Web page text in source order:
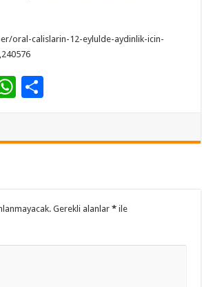
oral-calislarin-12-eylulde-aydinlik-icin-
W
Gerekli alanlar* ile